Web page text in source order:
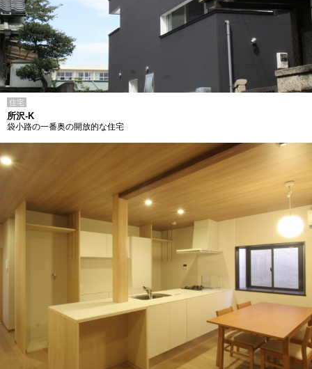
住宅
所沢-K
袋小路の一番奥の開放的な住宅